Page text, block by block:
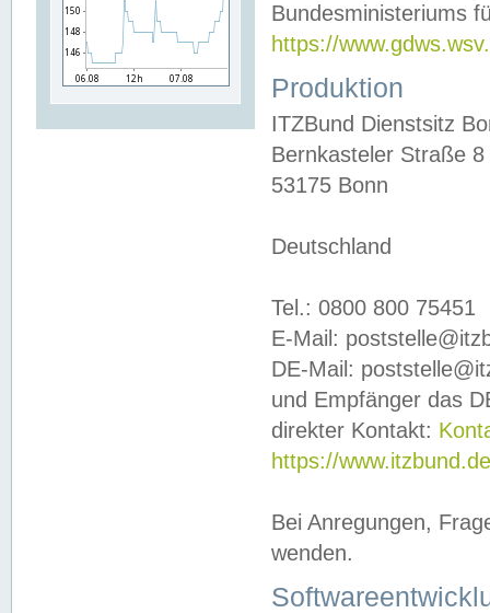
Bundesministeriums
https://
Produktion
ITZBund Dienstsitz
Bernkasteler Straße 8
53175 Bonn
Deutschland
Tel.: 0800 800 75451
E-Mail:
DE-Mail:
und Empfänger das
direkter Kontakt:
https://
Bei Anregungen,
wenden.